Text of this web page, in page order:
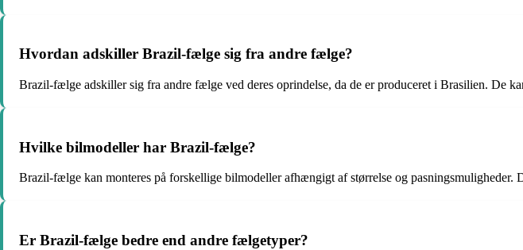
Hvordan adskiller Brazil-fælge sig fra andre fælge?
Brazil-fælge adskiller sig fra andre fælge ved deres oprindelse, da de er produceret i Brasilien. De
Hvilke bilmodeller har Brazil-fælge?
Brazil-fælge kan monteres på forskellige bilmodeller afhængigt af størrelse og
Er Brazil-fælge bedre end andre fælgetyper?